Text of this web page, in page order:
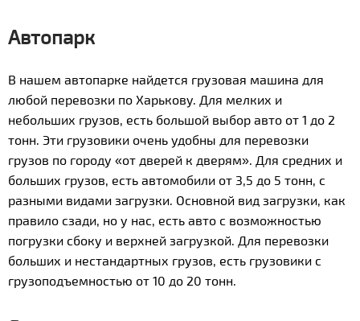
Автопарк
В нашем автопарке найдется грузовая машина для
любой перевозки по Харькову. Для мелких и
небольших грузов, есть большой выбор авто от 1 до 2
тонн. Эти грузовики очень удобны для перевозки
грузов по городу «от дверей к дверям». Для средних и
больших грузов, есть автомобили от 3,5 до 5 тонн, с
разными видами загрузки. Основной вид загрузки, как
правило сзади, но у нас, есть авто с возможностью
погрузки сбоку и верхней загрузкой. Для перевозки
больших и нестандартных грузов, есть грузовики с
грузоподъемностью от 10 до 20 тонн.